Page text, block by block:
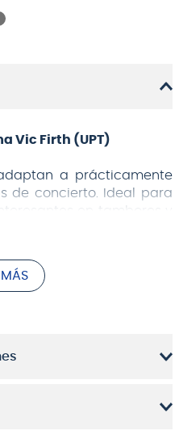
Vic Firth (UPT)
a prácticamente
de concierto. Ideal para
en tambores y
la marcha
de las baquetas de
de práctica